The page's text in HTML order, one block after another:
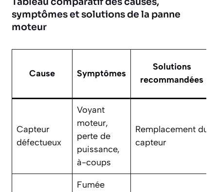
symptômes et solutions de la panne
moteur
Cause Symptômes
Solutions
recommandées
Capteur
défectueux
Voyant
moteur,
perte de
puissance,
à-coups
Remplacement du
capteur
Fumée